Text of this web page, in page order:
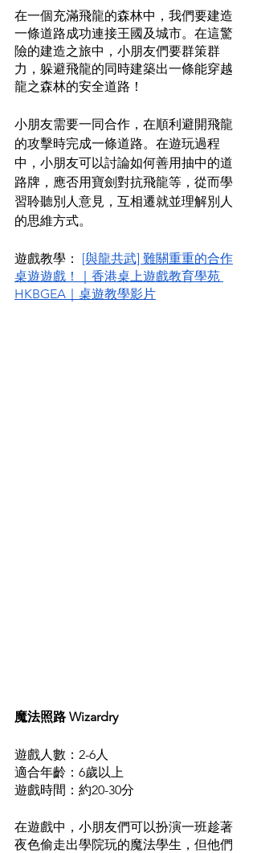
在一個充滿飛龍的森林中，我們要建造
一條道路成功連接王國及城市。在這驚
險的建造之旅中，小朋友們要群策群
力，躲避飛龍的同時建築出一條能穿越
龍之森林的安全道路！
小朋友需要一同合作，在順利避開飛龍
的攻擊時完成一條道路。在遊玩過程
中，小朋友可以討論如何善用抽中的道
路牌，應否用寶劍對抗飛龍等，從而學
習聆聽別人意見，互相遷就並理解別人
的思維方式。
遊戲教學：
[與龍共武] 難關重重的合作
桌遊遊戲！｜香港桌上遊戲教育學苑
HKBGEA｜桌遊教學影片
魔法照路 Wizardry
遊戲人數：2-6人
適合年齡：6歲以上
遊戲時間：約20-30分
在遊戲中，小朋友們可以扮演一班趁著
夜色偷走出學院玩的魔法學生，但他們